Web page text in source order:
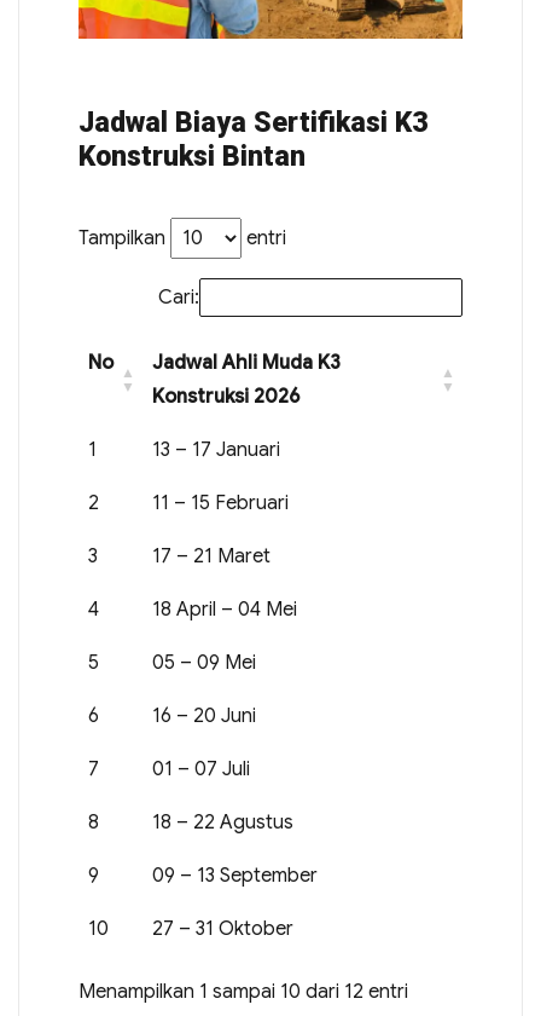
Jadwal Biaya Sertifikasi K3
Konstruksi Bintan
Tampilkan entri
Cari:
No
Jadwal Ahli Muda K3
Konstruksi 2026
1 13 – 17 Januari
2 11 – 15 Februari
3 17 – 21 Maret
4 18 April – 04 Mei
5 05 – 09 Mei
6 16 – 20 Juni
7 01 – 07 Juli
8 18 – 22 Agustus
9 09 – 13 September
10 27 – 31 Oktober
Menampilkan 1 sampai 10 dari 12 entri